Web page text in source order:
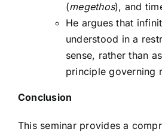
(megethos), and
He argues that
understood in a
sense, rather than
principle governing
Conclusion
This seminar provides a